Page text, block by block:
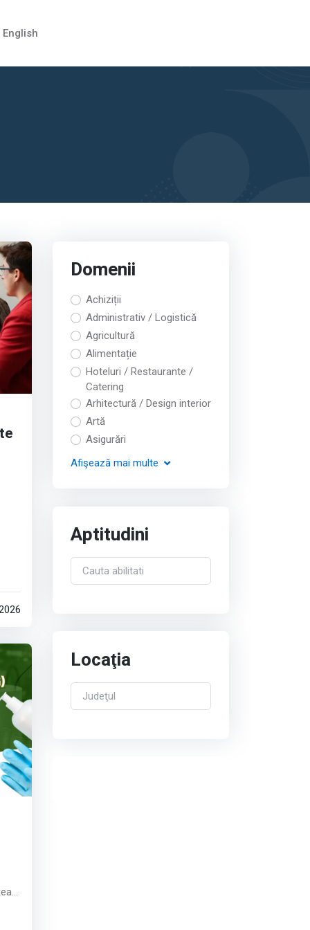
English
Domenii
Achiziții
Administrativ / Logistică
Agricultură
Alimentație
Hoteluri / Restaurante /
Catering
Arhitectură / Design interior
Artă
Asigurări
Afişează mai multe
Aptitudini
Locaţia